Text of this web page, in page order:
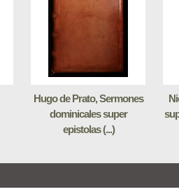
Hugo de Prato, Sermones
dominicales super
epistolas (...)